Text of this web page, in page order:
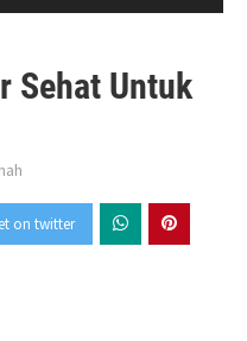
Sehat Untuk
on twitter